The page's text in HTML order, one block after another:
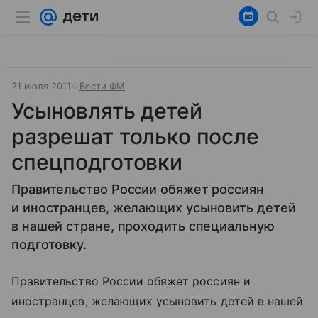
21 июля 2011 Вести ФМ
Усыновлять детей
разрешат только после
спецподготовки
Правительство России обяжет россиян
и иностранцев, желающих усыновить детей
в нашей стране, проходить специальную
подготовку.
Правительство России обяжет россиян и
иностранцев, желающих усыновить детей в нашей